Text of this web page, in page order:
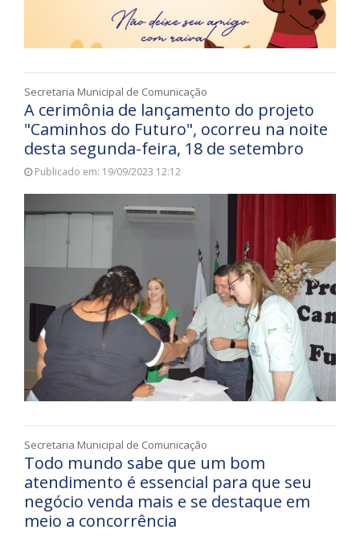
Secretaria Municipal de Comunicação
A cerimônia de lançamento do projeto
"Caminhos do Futuro", ocorreu na noite
desta segunda-feira, 18 de setembro
Publicado em: 19/09/2023 12:12
Secretaria Municipal de Comunicação
Todo mundo sabe que um bom
atendimento é essencial para que seu
negócio venda mais e se destaque em
meio a concorrência